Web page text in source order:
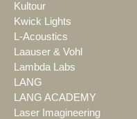
Kultour
Kwick Lights
L-Acoustics
Laauser & Vohl
Lambda Labs
LANG
LANG ACADEMY
Laser Imagineering